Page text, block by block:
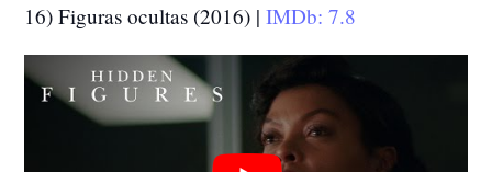
16) Figuras ocultas (2016) |IMDb: 7.8